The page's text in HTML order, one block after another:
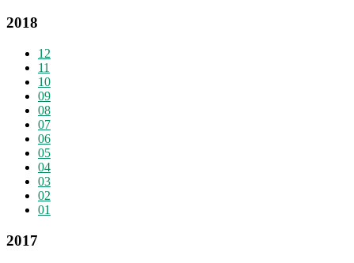
2018
12
11
10
09
08
07
06
05
04
03
02
01
2017